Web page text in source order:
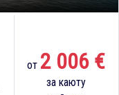
от 2 006 €
за каюту